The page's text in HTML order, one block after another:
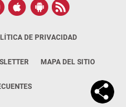
DE PRIVACIDAD
MAPA DEL SITIO